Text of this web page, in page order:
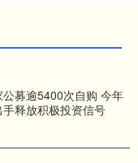
募逾5400次自购 今年
释放积极投资信号